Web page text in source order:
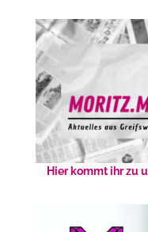
Hier kommt ihr zu